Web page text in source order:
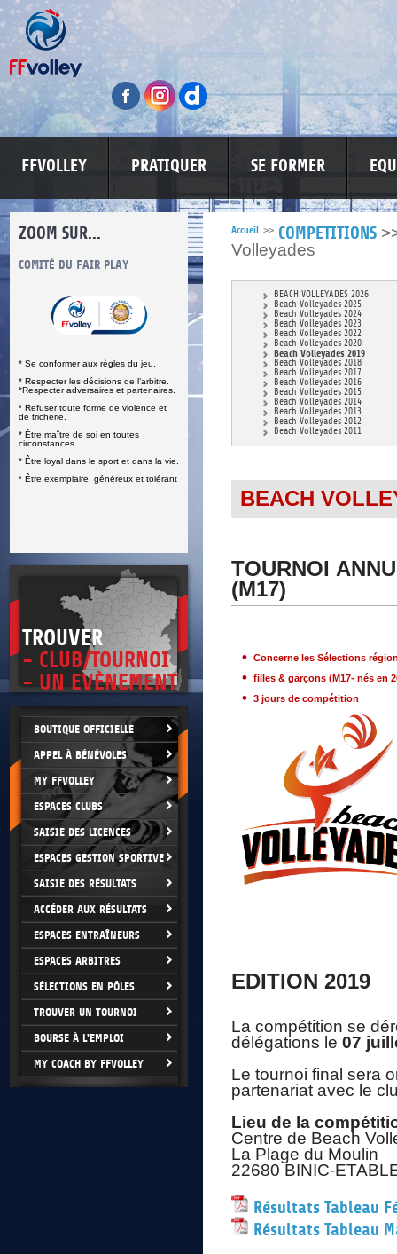
FFVOLLEY PRATIQUER SE FORMER
ZOOM SUR...
COMITÉ DU FAIR PLAY
* Se conformer aux règles du jeu.
* Respecter les décisions de l’arbitre.
*Respecter adversaires et partenaires.
* Refuser toute forme de violence et
de tricherie.
* Être maître de soi en toutes
circonstances.
* Être loyal dans le sport et dans la vie.
* Être exemplaire, généreux et tolérant
LUTTE CONTRE LES VIOLENCES
TROUVER
- CLUB/TOURNOI
- UN EVÈNEMENT
BOUTIQUE OFFICIELLE
APPEL À BÉNÉVOLES
MY FFVOLLEY
ESPACES CLUBS
SAISIE DES LICENCES
ESPACES GESTION SPORTIVE
SAISIE DES RÉSULTATS
ACCÉDER AUX RÉSULTATS
ESPACES ENTRAÎNEURS
ESPACES ARBITRES
SÉLECTIONS EN PÔLES
TROUVER UN TOURNOI
BOURSE À L'EMPLOI
MY COACH BY FFVOLLEY
Accueil >> COMPETITIONS
Volleyades
BEACH VOLLEYADES 2026
Beach Volleyades 2025
Beach Volleyades 2024
Beach Volleyades 2023
Beach Volleyades 2022
Beach Volleyades 2020
Beach Volleyades 2019
Beach Volleyades 2018
Beach Volleyades 2017
Beach Volleyades 2016
Beach Volleyades 2015
Beach Volleyades 2014
Beach Volleyades 2013
Beach Volleyades 2012
Beach Volleyades 2011
BEACH
TOURNOI
(M17)
Concerne les Sélections
filles & garçons (M17- nés en
3 jours de compétition
EDITION 2019
La compétition se
délégations le 07
Le tournoi final sera
partenariat avec le
Lieu de la
Centre de Beach
La Plage du Moulin
22680 BINIC-
Résultats Tableau
Résultats Tableau